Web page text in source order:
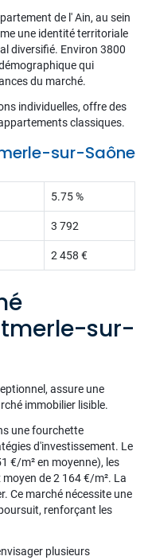
de l' Ain, au sein
une identité territoriale
diversifié. Environ 3800
qui
du marché.
individuelles, offre des
classiques.
sur-Saône
5.75 %
3 792
2 458 €
sur-
assure une
immobilier lisible.
une fourchette
d'investissement. Le
€/m² en moyenne), les
de 2 164 €/m². La
Ce marché nécessite une
renforçant les
plusieurs